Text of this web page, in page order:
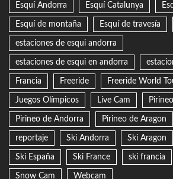
Esquí Andorra Esquí Catalunya
Esquí de montaña Esquí de travesía
estaciones de esqui andorra
estaciones de esqui en andorra
Francia Freeride Freeride World
Juegos Olímpicos Live Cam
Pirineo de Andorra Pirineo de Aragon
reportaje Ski Andorra Ski Aragon
Ski España Ski France ski francia
Snow Cam Webcam